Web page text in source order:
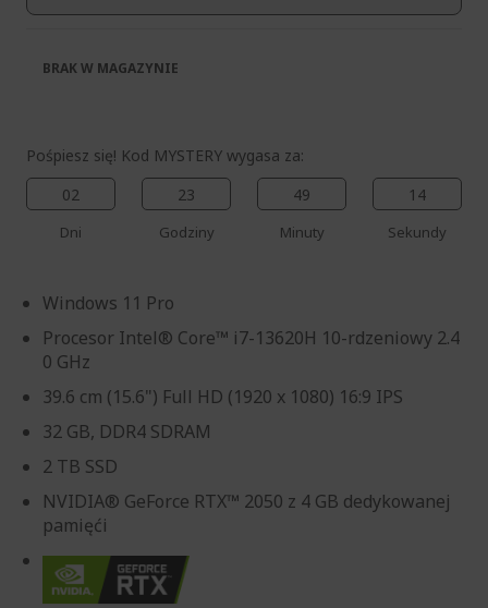
Pośpiesz się! Kod MYSTERY wygasa za:
02
Dni
23
Godziny
49
Minuty
14
Sekundy
Windows 11 Pro
Procesor Intel® Core™ i7-13620H 10-rdzeniowy 2.4
0 GHz
39.6 cm (15.6") Full HD (1920 x 1080) 16:9 IPS
32 GB, DDR4 SDRAM
2 TB SSD
NVIDIA® GeForce RTX™ 2050 z 4 GB dedykowanej
pamięći
BRAK W MAGAZYNIE